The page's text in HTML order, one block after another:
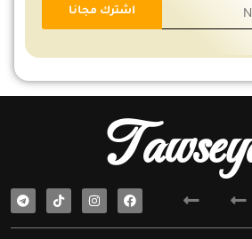
F
a
e
T
e
e